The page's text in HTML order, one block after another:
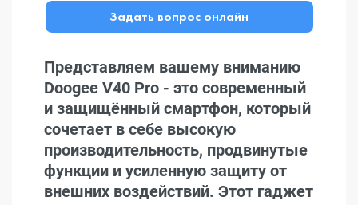
Задать вопрос онлайн
Представляем вашему вниманию
Doogee V40 Pro - это современный
и защищённый смартфон, который
сочетает в себе высокую
производительность, продвинутые
функции и усиленную защиту от
внешних воздействий. Этот гаджет